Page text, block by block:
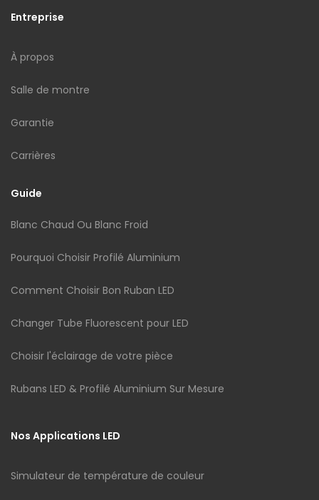
Entreprise
À propos
Salle de montre
Garantie
Carrières
Guide
Blanc Chaud Ou Blanc Froid
Pourquoi Choisir Profilé Aluminium
Comment Choisir Bon Ruban LED
Changer Tube Fluorescent pour LED
Choisir l'éclairage de votre pièce
Rubans LED & Profilé Aluminium Sur Mesure
Nos Applications LED
Simulateur de température de couleur